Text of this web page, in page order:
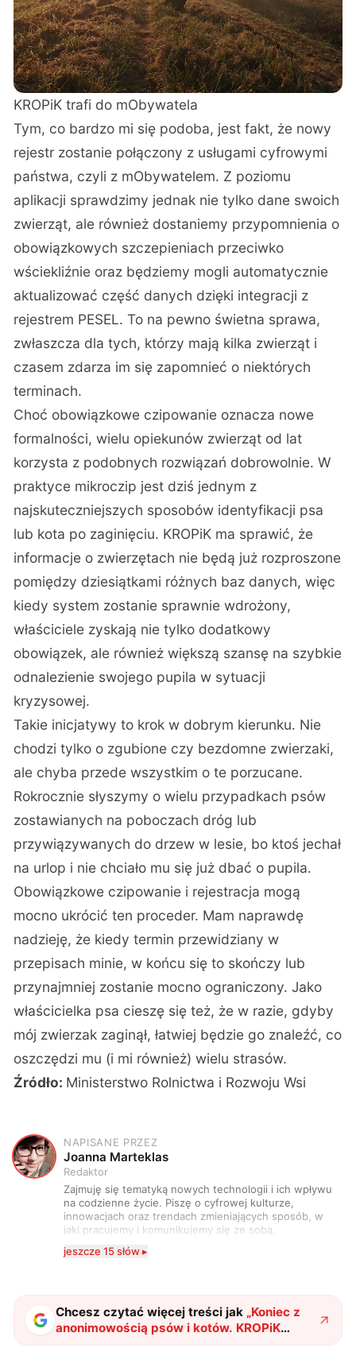
KROPiK trafi do mObywatela
Tym, co bardzo mi się podoba, jest fakt, że nowy
rejestr zostanie połączony z usługami cyfrowymi
państwa, czyli z mObywatelem. Z poziomu
aplikacji sprawdzimy jednak nie tylko dane swoich
zwierząt, ale również dostaniemy przypomnienia o
obowiązkowych szczepieniach przeciwko
wściekliźnie oraz będziemy mogli automatycznie
aktualizować część danych dzięki integracji z
rejestrem PESEL. To na pewno świetna sprawa,
zwłaszcza dla tych, którzy mają kilka zwierząt i
czasem zdarza im się zapomnieć o niektórych
terminach.
Choć obowiązkowe czipowanie oznacza nowe
formalności, wielu opiekunów zwierząt od lat
korzysta z podobnych rozwiązań dobrowolnie. W
praktyce mikroczip jest dziś jednym z
najskuteczniejszych sposobów identyfikacji psa
lub kota po zaginięciu. KROPiK ma sprawić, że
informacje o zwierzętach nie będą już rozproszone
pomiędzy dziesiątkami różnych baz danych, więc
kiedy system zostanie sprawnie wdrożony,
właściciele zyskają nie tylko dodatkowy
obowiązek, ale również większą szansę na szybkie
odnalezienie swojego pupila w sytuacji
kryzysowej.
Takie inicjatywy to krok w dobrym kierunku. Nie
chodzi tylko o zgubione czy bezdomne zwierzaki,
ale chyba przede wszystkim o te porzucane.
Rokrocznie słyszymy o wielu przypadkach psów
zostawianych na poboczach dróg lub
przywiązywanych do drzew w lesie, bo ktoś jechał
na urlop i nie chciało mu się już dbać o pupila.
Obowiązkowe czipowanie i rejestracja mogą
mocno ukrócić ten proceder. Mam naprawdę
nadzieję, że kiedy termin przewidziany w
przepisach minie, w końcu się to skończy lub
przynajmniej zostanie mocno ograniczony. Jako
właścicielka psa cieszę się też, że w razie, gdyby
mój zwierzak zaginął, łatwiej będzie go znaleźć, co
oszczędzi mu (i mi również) wielu strasów.
Źródło: Ministerstwo Rolnictwa i Rozwoju Wsi
J
NAPISANE PRZEZ
Joanna Marteklas
Redaktor
Zajmuję się tematyką nowych technologii i ich wpływu
na codzienne życie. Piszę o cyfrowej kulturze,
innowacjach oraz trendach zmieniających sposób, w
jaki pracujemy i komunikujemy się ze sobą.
technologii a współczesną popkulturą. W wolnych
jeszcze 15 słów ▸
Chcesz czytać więcej treści jak „Koniec z
anonimowością psów i kotów. KROPiK
zmieni zasady dla właścicieli zwierząt"?